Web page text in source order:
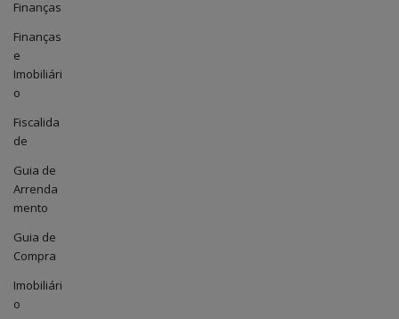
Finanças
Finanças
e
Imobiliári
o
Fiscalida
de
Guia de
Arrenda
mento
Guia de
Compra
Imobiliári
o